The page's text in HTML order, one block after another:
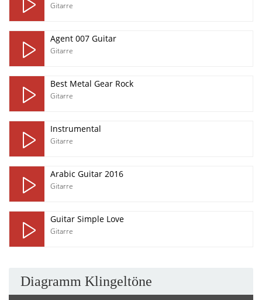
Gitarre
Agent 007 Guitar
Gitarre
Best Metal Gear Rock
Gitarre
Instrumental
Gitarre
Arabic Guitar 2016
Gitarre
Guitar Simple Love
Gitarre
Diagramm Klingeltöne